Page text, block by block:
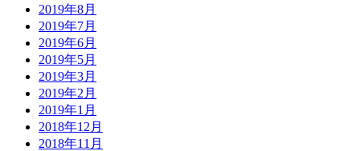
2019年8月
2019年7月
2019年6月
2019年5月
2019年3月
2019年2月
2019年1月
2018年12月
2018年11月